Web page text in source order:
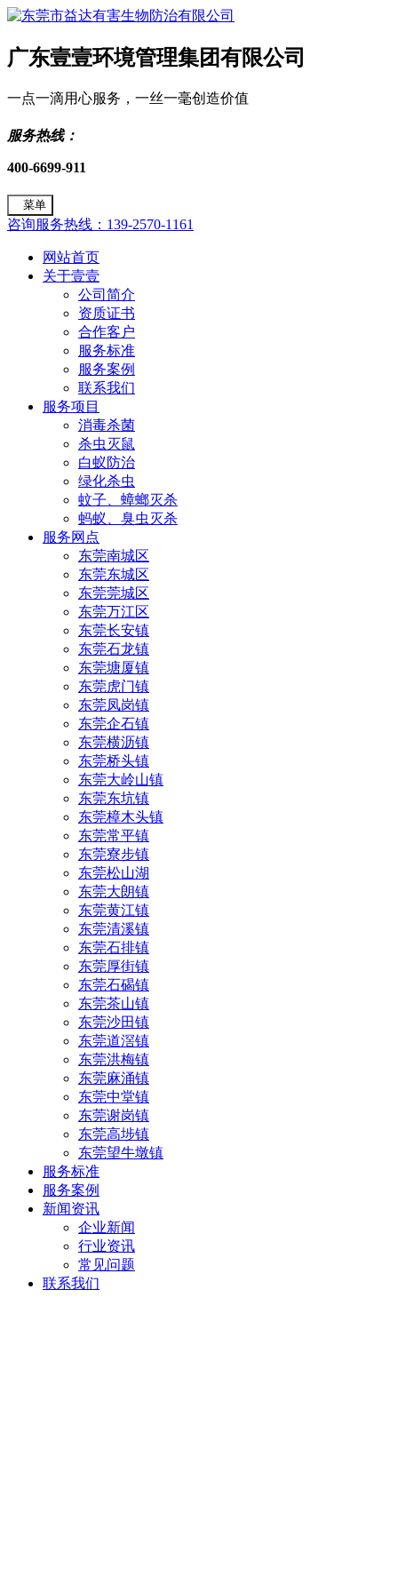
广东壹壹环境管理集团有限公司
一点一滴用心服务，一丝一毫创造价值
服务热线：
400-6699-911
菜单
咨询服务热线：139-2570-1161
网站首页
关于壹壹
公司简介
资质证书
合作客户
服务标准
服务案例
联系我们
服务项目
消毒杀菌
杀虫灭鼠
白蚁防治
绿化杀虫
蚊子、蟑螂灭杀
蚂蚁、臭虫灭杀
服务网点
东莞南城区
东莞东城区
东莞莞城区
东莞万江区
东莞长安镇
东莞石龙镇
东莞塘厦镇
东莞虎门镇
东莞凤岗镇
东莞企石镇
东莞横沥镇
东莞桥头镇
东莞大岭山镇
东莞东坑镇
东莞樟木头镇
东莞常平镇
东莞寮步镇
东莞松山湖
东莞大朗镇
东莞黄江镇
东莞清溪镇
东莞石排镇
东莞厚街镇
东莞石碣镇
东莞茶山镇
东莞沙田镇
东莞道滘镇
东莞洪梅镇
东莞麻涌镇
东莞中堂镇
东莞谢岗镇
东莞高埗镇
东莞望牛墩镇
服务标准
服务案例
新闻资讯
企业新闻
行业资讯
常见问题
联系我们